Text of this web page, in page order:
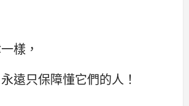
樣，
遠只保障懂它們的人！